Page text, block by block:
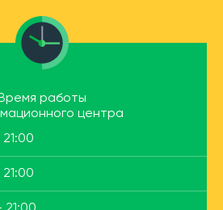
Время работы
центра